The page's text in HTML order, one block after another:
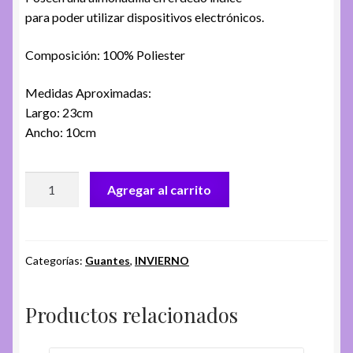
para poder utilizar dispositivos electrónicos.
Composición: 100% Poliester
Medidas Aproximadas:
Largo: 23cm
Ancho: 10cm
Gris
Agregar al carrito
Categorías: Guantes, INVIERNO
Productos relacionados